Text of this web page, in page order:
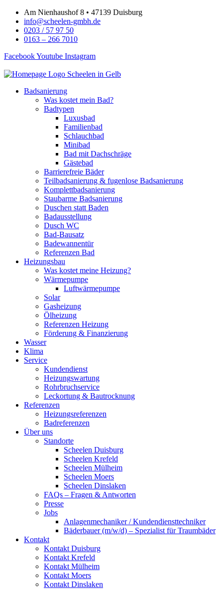
Zum
Inhalt
springen
Am Nienhaushof 8 • 47139 Duisburg
info@scheelen-gmbh.de
0203 / 57 97 50
0163 – 266 7010
FacebookYoutube Instagram
Badsanierung
Was kostet mein Bad?
Badtypen
Luxusbad
Familienbad
Schlauchbad
Minibad
Bad mit Dachschräge
Gästebad
Barrierefreie Bäder
Teilbadsanierung & fugenlose Badsanierung
Komplettbadsanierung
Staubarme Badsanierung
Duschen statt Baden
Badausstellung
Dusch WC
Bad-Bausatz
Badewannentür
Referenzen Bad
Heizungsbau
Was kostet meine Heizung?
Wärmepumpe
Luftwärmepumpe
Solar
Gasheizung
Ölheizung
Referenzen Heizung
Förderung & Finanzierung
Wasser
Klima
Service
Kundendienst
Heizungswartung
Rohrbruchservice
Leckortung & Bautrocknung
Referenzen
Heizungsreferenzen
Badreferenzen
Über uns
Standorte
Scheelen Duisburg
Scheelen Krefeld
Scheelen Mülheim
Scheelen Moers
Scheelen Dinslaken
FAQs – Fragen & Antworten
Presse
Jobs
Anlagenmechaniker / Kundendiensttechniker
Bäderbauer (m/w/d) – Spezialist für Traumbäder
Kontakt
Kontakt Duisburg
Kontakt Krefeld
Kontakt Mülheim
Kontakt Moers
Kontakt Dinslaken